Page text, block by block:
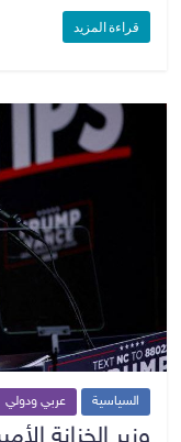
قراءة المزيد
السياسية عربي ودولي